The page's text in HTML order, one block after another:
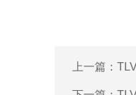
上一篇：